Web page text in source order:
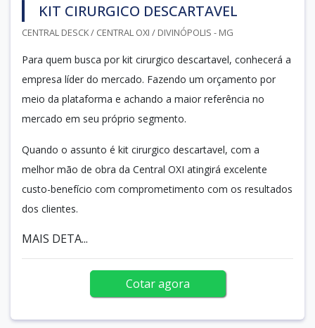
KIT CIRURGICO DESCARTAVEL
CENTRAL DESCK / CENTRAL OXI / DIVINÓPOLIS - MG
Para quem busca por kit cirurgico descartavel, conhecerá a
empresa líder do mercado. Fazendo um orçamento por
meio da plataforma e achando a maior referência no
mercado em seu próprio segmento.
Quando o assunto é kit cirurgico descartavel, com a
melhor mão de obra da Central OXI atingirá excelente
custo-benefício com comprometimento com os resultados
dos clientes.
MAIS DETA...
Cotar agora